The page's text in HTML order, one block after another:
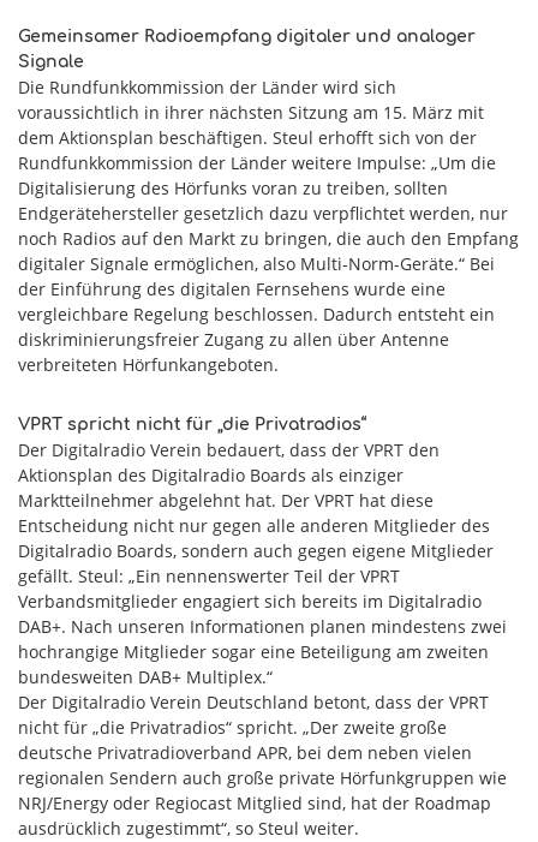
Gemeinsamer Radioempfang digitaler und analoger
Signale
Die Rundfunkkommission der Länder wird sich
voraussichtlich in ihrer nächsten Sitzung am 15. März mit
dem Aktionsplan beschäftigen. Steul erhofft sich von der
Rundfunkkommission der Länder weitere Impulse: „Um die
Digitalisierung des Hörfunks voran zu treiben, sollten
Endgerätehersteller gesetzlich dazu verpflichtet werden, nur
noch Radios auf den Markt zu bringen, die auch den Empfang
digitaler Signale ermöglichen, also Multi-Norm-Geräte.“ Bei
der Einführung des digitalen Fernsehens wurde eine
vergleichbare Regelung beschlossen. Dadurch entsteht ein
diskriminierungsfreier Zugang zu allen über Antenne
verbreiteten Hörfunkangeboten.
VPRT spricht nicht für „die Privatradios“
Der Digitalradio Verein bedauert, dass der VPRT den
Aktionsplan des Digitalradio Boards als einziger
Marktteilnehmer abgelehnt hat. Der VPRT hat diese
Entscheidung nicht nur gegen alle anderen Mitglieder des
Digitalradio Boards, sondern auch gegen eigene Mitglieder
gefällt. Steul: „Ein nennenswerter Teil der VPRT
Verbandsmitglieder engagiert sich bereits im Digitalradio
DAB+. Nach unseren Informationen planen mindestens zwei
hochrangige Mitglieder sogar eine Beteiligung am zweiten
bundesweiten DAB+ Multiplex.“
Der Digitalradio Verein Deutschland betont, dass der VPRT
nicht für „die Privatradios“ spricht. „Der zweite große
deutsche Privatradioverband APR, bei dem neben vielen
regionalen Sendern auch große private Hörfunkgruppen wie
NRJ/Energy oder Regiocast Mitglied sind, hat der Roadmap
ausdrücklich zugestimmt“, so Steul weiter.